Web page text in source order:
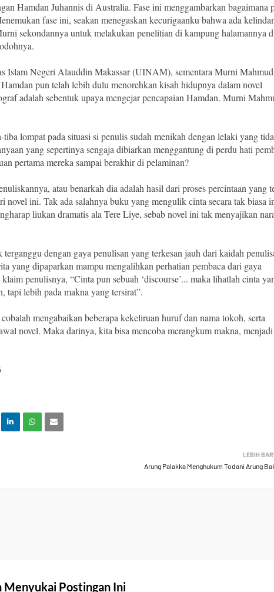
Hamdan Juhannis di Australia. Fase ini menggambarkan bagaimana
fase ini, seakan menegaskan kecurigaanku bahwa ada
sekondannya untuk melakukan penelitian di kampung halamannya
Islam Negeri Alauddin Makassar (UINAM), sementara Murni Mahmud
pun telah lebih dulu menorehkan kisah hidupnya dalam novel
adalah sebentuk upaya mengejar pencapaian Hamdan. Murni
lompat pada situasi si penulis sudah menikah dengan lelaki yang
yang sepertinya sengaja dibiarkan menggantung di perdu hati
pertama mereka sampai berakhir di pelaminan?
atau benarkah dia adalah hasil dari proses percintaan yang
novel ini. Tak ada salahnya buku yang mengulik cinta secara tak biasa
liukan dramatis ala Tere Liye, sebab novel ini tak menyajikan
dengan gaya penulisan yang terkesan jauh dari kaidah
yang dipaparkan mampu mengalihkan perhatian pembaca dari gaya
penulisnya, “Cinta pun sebuah ‘discourse’... maka lihatlah cinta
tapi lebih pada makna yang tersirat”.
mengabaikan beberapa kekeliruan huruf dan nama tokoh, serta
novel. Maka darinya, kita bisa mencoba merangkum makna, menjadi
LEBIH
Arung Palakka Menghukum Todani Arung
Menyukai Postingan Ini